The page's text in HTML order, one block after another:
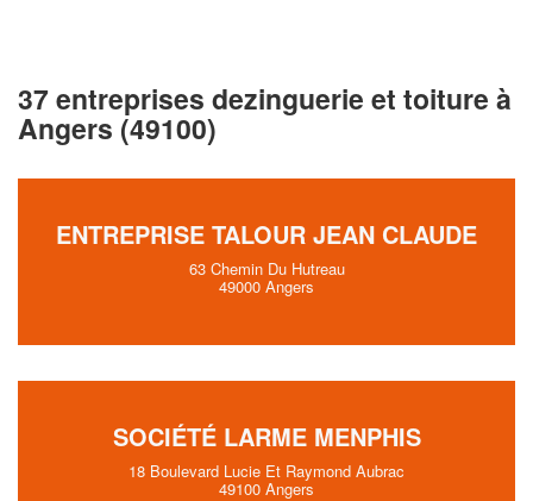
37 entreprises dezinguerie et toiture à
Angers (49100)
ENTREPRISE TALOUR JEAN CLAUDE
63 Chemin Du Hutreau
49000 Angers
SOCIÉTÉ LARME MENPHIS
18 Boulevard Lucie Et Raymond Aubrac
49100 Angers